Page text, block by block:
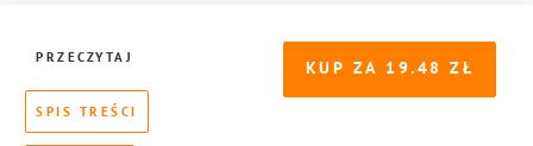
KUP ZA 19.48
PRZECZYTAJ
SPIS TREŚCI